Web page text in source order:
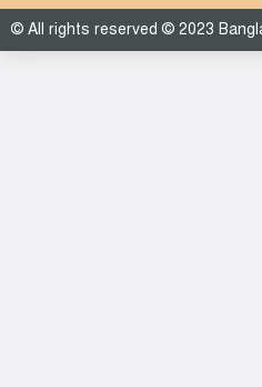
© All rights reserved © 2023